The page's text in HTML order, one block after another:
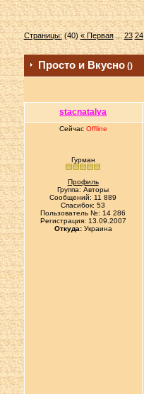
Страницы:(40)« Первая...23 24
Просто и Вкусно()
stacnatalya
Сейчас Offline
Гурман
Профиль
Группа: Авторы
Сообщений: 11 889
Спасибок: 53
Пользователь №: 14 286
Регистрация: 13.09.2007
Откуда:Украина